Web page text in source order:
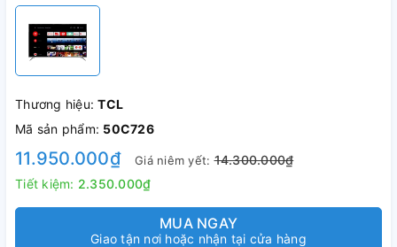
Thương hiệu:TCL
Mã sản phẩm: 50C726
11.950.000₫ Giá niêm yết:14.300.000₫
Tiết kiệm: 2.350.000₫
MUA NGAY
Giao tận nơi hoặc nhận tại cửa hàng